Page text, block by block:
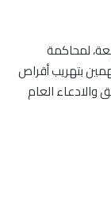
لمحاكمة
بتهريب أقراص
والادعاء العام